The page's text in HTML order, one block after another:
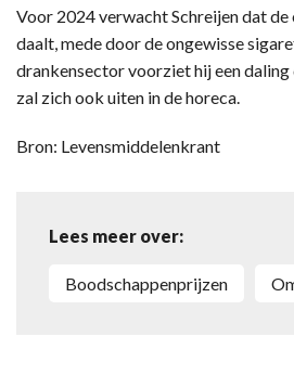
Voor 2024 verwacht Schreijen dat
daalt, mede door de ongewisse
drankensector voorziet hij een
zal zich ook uiten in de horeca.
Bron: Levensmiddelenkrant
Lees meer over:
boodschappenprijzen